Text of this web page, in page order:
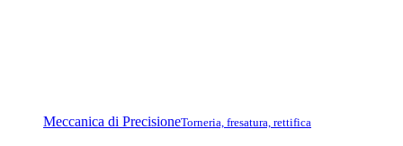
Meccanica di PrecisioneTorneria, fresatura, rettifica